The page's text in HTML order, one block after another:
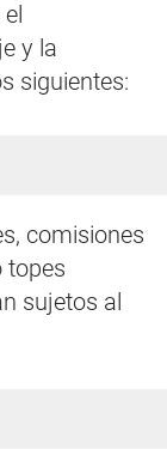
y la
siguientes:
comisiones
topes
sujetos al